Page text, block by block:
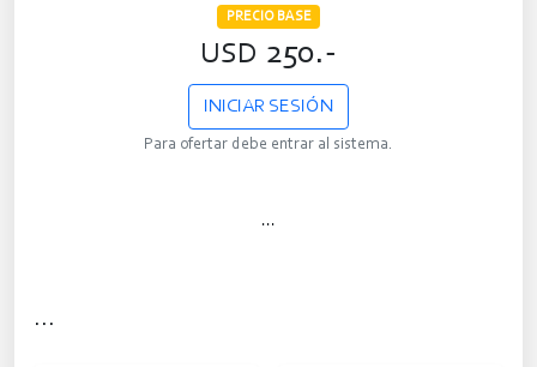
PRECIO BASE
USD 250.-
INICIAR SESIÓN
Para ofertar debe entrar al sistema.
...
...